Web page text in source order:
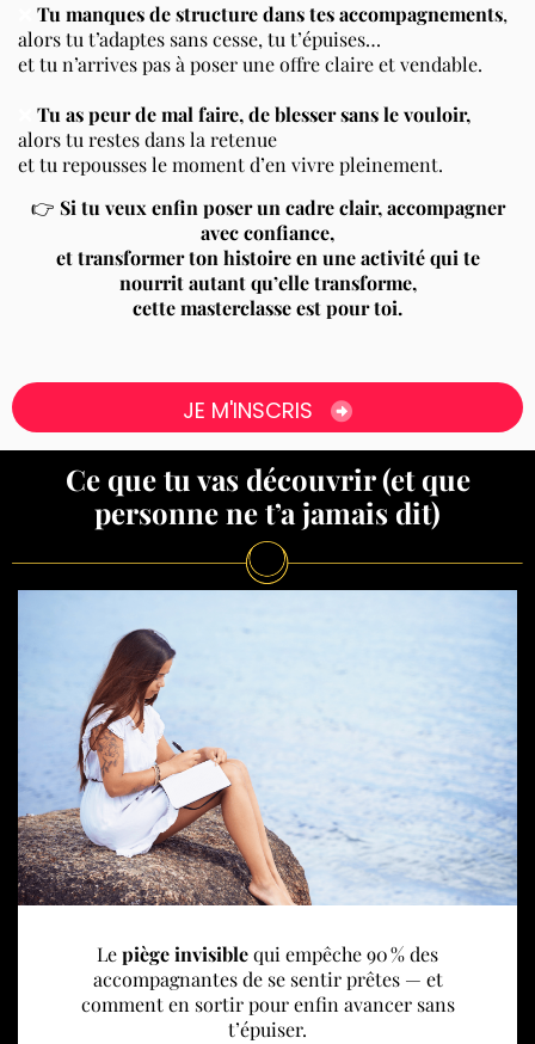
Tu manques de structure dans tes accompagnements,
alors tu t’adaptes sans cesse, tu t’épuises…
et tu n’arrives pas à poser une offre claire et vendable.
Tu as peur de mal faire, de blesser sans le vouloir,
alors tu restes dans la retenue
et tu repousses le moment d’en vivre pleinement.
👉 Si tu veux enfin poser un cadre clair, accompagner
avec confiance,
et transformer ton histoire en une activité qui te
nourrit autant qu’elle transforme,
cette masterclasse est pour toi.
JE M'INSCRIS
Ce que tu vas découvrir (et que
personne ne t’a jamais dit)
Lepiège invisiblequi empêche 90 % des
accompagnantes de se sentir prêtes — et
comment en sortir pour enfin avancer sans
t’épuiser.